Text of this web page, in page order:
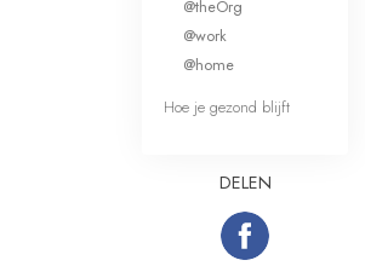
@theOrg
@work
@home
Hoe je gezond blijft
DELEN